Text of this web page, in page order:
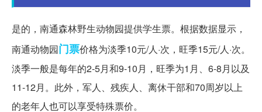
是的，南通森林野生动物园提供学生票。根据数据显示，
南通动物园门票价格为淡季10元/人·次，旺季15元/人·次。
淡季一般是每年的2-5月和9-10月，旺季为1月、6-8月以及
11-12月。此外，军人、残疾人、离休干部和70周岁以上
的老年人也可以享受特殊票价。